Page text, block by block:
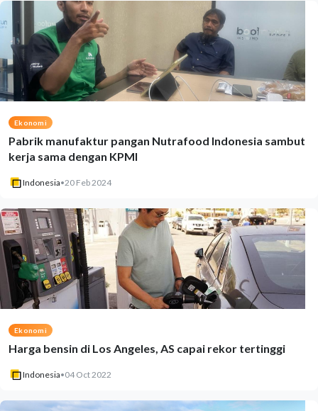
Ekonomi
Pabrik manufaktur pangan Nutrafood Indonesia sambut
kerja sama dengan KPMI
Indonesia•20 Feb 2024
Ekonomi
Harga bensin di Los Angeles, AS capai rekor tertinggi
Indonesia•04 Oct 2022